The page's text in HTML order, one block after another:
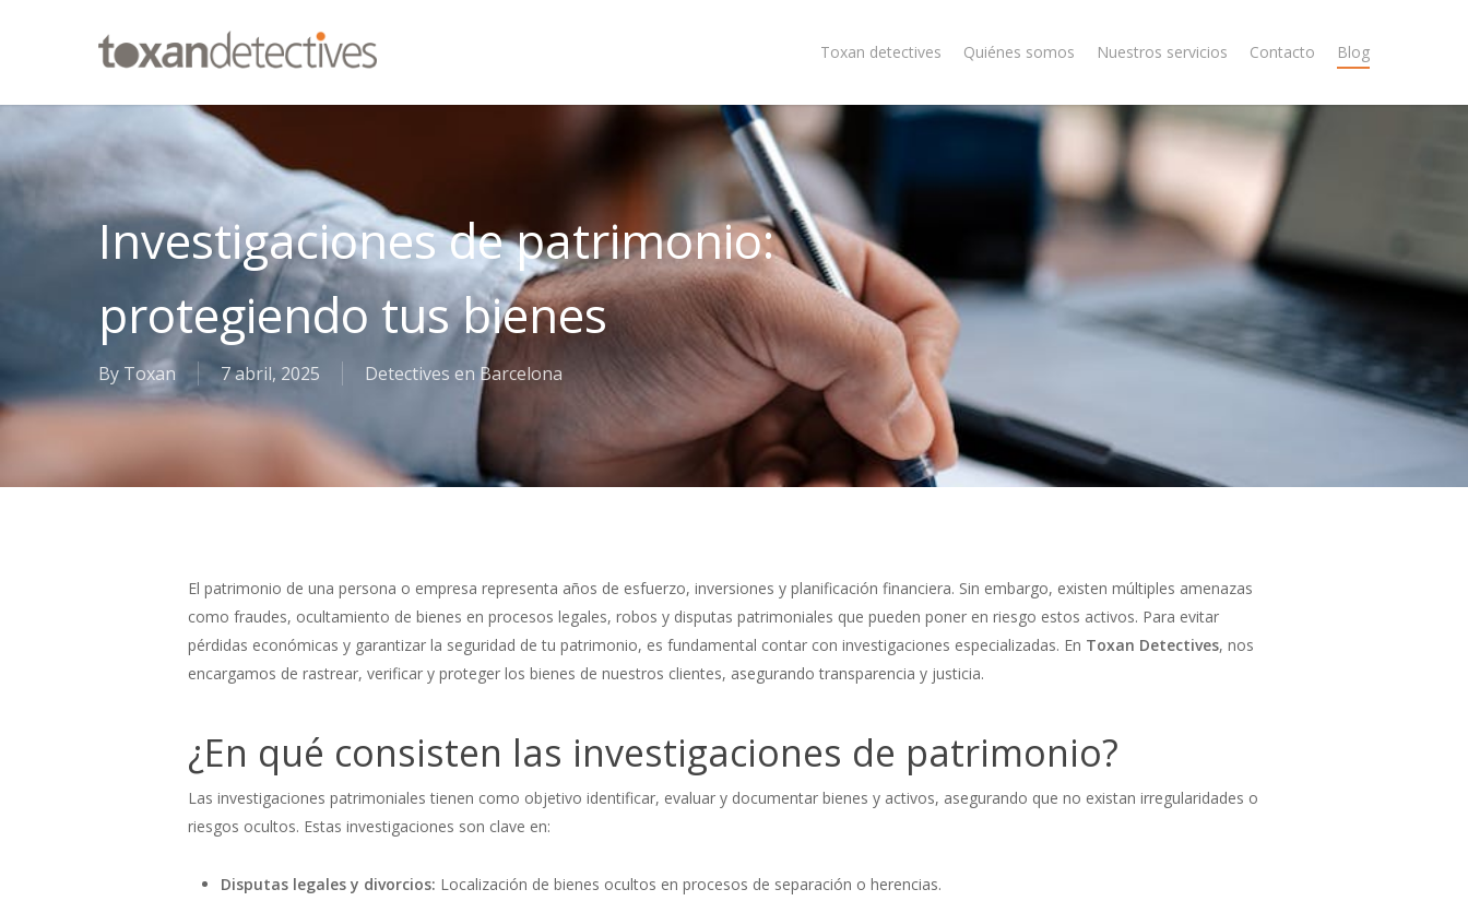
Toxan detectives Quiénes somos Nuestros servicios Contacto Blog
Investigaciones de patrimonio:
protegiendo tus bienes
By Toxan 7 abril, 2025 Detectives en Barcelona
El patrimonio de una persona o empresa representa años de esfuerzo, inversiones y planificación financiera. Sin embargo, existen múltiples amenazas
como fraudes, ocultamiento de bienes en procesos legales, robos y disputas patrimoniales que pueden poner en riesgo estos activos. Para evitar
pérdidas económicas y garantizar la seguridad de tu patrimonio, es fundamental contar con investigaciones especializadas. En Toxan Detectives, nos
encargamos de rastrear, verificar y proteger los bienes de nuestros clientes, asegurando transparencia y justicia.
¿En qué consisten las investigaciones de patrimonio?
Las investigaciones patrimoniales tienen como objetivo identificar, evaluar y documentar bienes y activos, asegurando que no existan irregularidades o
riesgos ocultos. Estas investigaciones son clave en:
Disputas legales y divorcios: Localización de bienes ocultos en procesos de separación o herencias.